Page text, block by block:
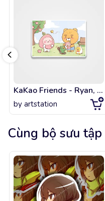
KaKao Friends - Ryan, Apeach, Muzi and Con Phototaking Time!
by artstation
Cùng bộ sưu tập